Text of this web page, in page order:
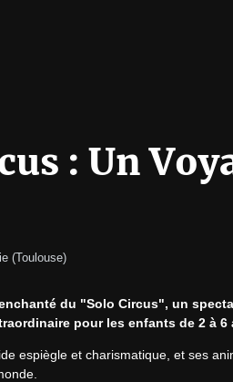
: Un
(Toulouse)
du "Solo Circus", un
pour les enfants de 2 à 6
espiègle et charismatique, et ses